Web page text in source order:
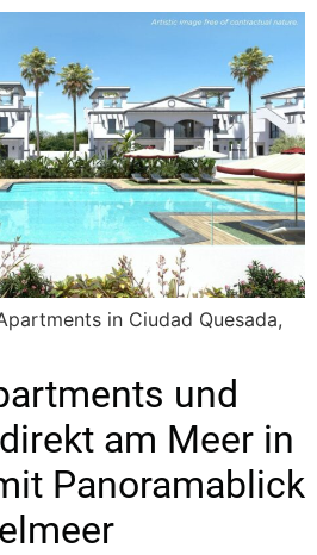
in Ciudad Quesada,
und
am Meer in
Panoramablick